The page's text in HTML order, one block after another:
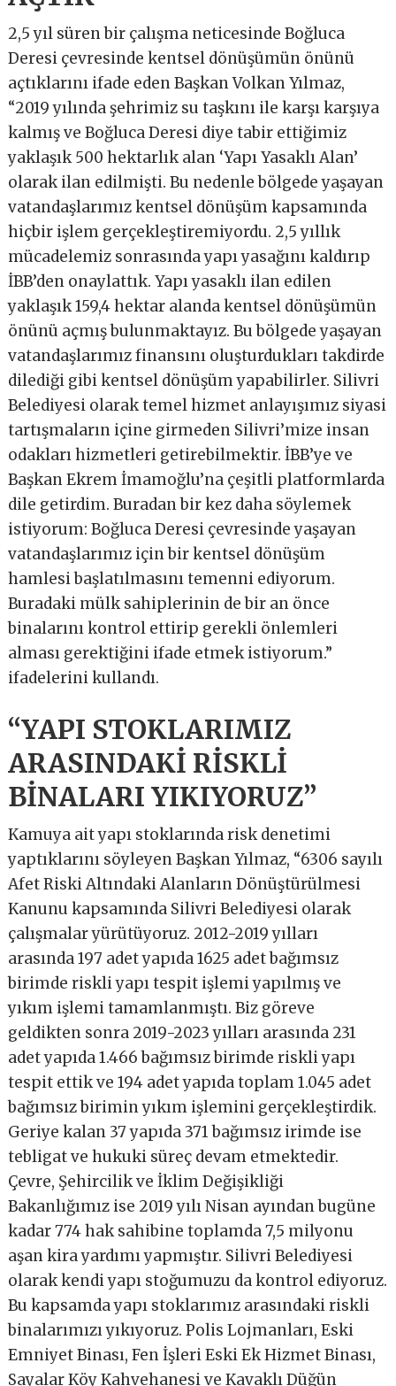
2,5 yıl süren bir çalışma neticesinde Boğluca
Deresi çevresinde kentsel dönüşümün önünü
açtıklarını ifade eden Başkan Volkan Yılmaz,
“2019 yılında şehrimiz su taşkını ile karşı karşıya
kalmış ve Boğluca Deresi diye tabir ettiğimiz
yaklaşık 500 hektarlık alan ‘Yapı Yasaklı Alan’
olarak ilan edilmişti. Bu nedenle bölgede yaşayan
vatandaşlarımız kentsel dönüşüm kapsamında
hiçbir işlem gerçekleştiremiyordu. 2,5 yıllık
mücadelemiz sonrasında yapı yasağını kaldırıp
İBB’den onaylattık. Yapı yasaklı ilan edilen
yaklaşık 159,4 hektar alanda kentsel dönüşümün
önünü açmış bulunmaktayız. Bu bölgede yaşayan
vatandaşlarımız finansını oluşturdukları takdirde
dilediği gibi kentsel dönüşüm yapabilirler. Silivri
Belediyesi olarak temel hizmet anlayışımız siyasi
tartışmaların içine girmeden Silivri’mize insan
odakları hizmetleri getirebilmektir. İBB’ye ve
Başkan Ekrem İmamoğlu’na çeşitli platformlarda
dile getirdim. Buradan bir kez daha söylemek
istiyorum: Boğluca Deresi çevresinde yaşayan
vatandaşlarımız için bir kentsel dönüşüm
hamlesi başlatılmasını temenni ediyorum.
Buradaki mülk sahiplerinin de bir an önce
binalarını kontrol ettirip gerekli önlemleri
alması gerektiğini ifade etmek istiyorum.”
ifadelerini kullandı.
“YAPI STOKLARIMIZ
ARASINDAKİ RİSKLİ
BİNALARI YIKIYORUZ”
Kamuya ait yapı stoklarında risk denetimi
yaptıklarını söyleyen Başkan Yılmaz, “6306 sayılı
Afet Riski Altındaki Alanların Dönüştürülmesi
Kanunu kapsamında Silivri Belediyesi olarak
çalışmalar yürütüyoruz. 2012-2019 yılları
arasında 197 adet yapıda 1625 adet bağımsız
birimde riskli yapı tespit işlemi yapılmış ve
yıkım işlemi tamamlanmıştı. Biz göreve
geldikten sonra 2019-2023 yılları arasında 231
adet yapıda 1.466 bağımsız birimde riskli yapı
tespit ettik ve 194 adet yapıda toplam 1.045 adet
bağımsız birimin yıkım işlemini gerçekleştirdik.
Geriye kalan 37 yapıda 371 bağımsız irimde ise
tebligat ve hukuki süreç devam etmektedir.
Çevre, Şehircilik ve İklim Değişikliği
Bakanlığımız ise 2019 yılı Nisan ayından bugüne
kadar 774 hak sahibine toplamda 7,5 milyonu
aşan kira yardımı yapmıştır. Silivri Belediyesi
olarak kendi yapı stoğumuzu da kontrol ediyoruz.
Bu kapsamda yapı stoklarımız arasındaki riskli
binalarımızı yıkıyoruz. Polis Lojmanları, Eski
Emniyet Binası, Fen İşleri Eski Ek Hizmet Binası,
Sayalar Köy Kahvehanesi ve Kavaklı Düğün